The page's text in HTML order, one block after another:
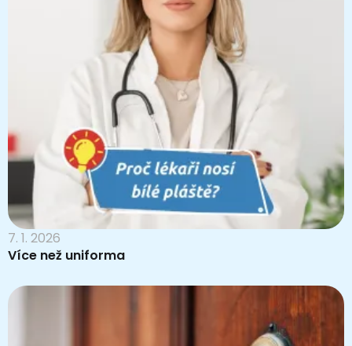
7. 1. 2026
Více než uniforma